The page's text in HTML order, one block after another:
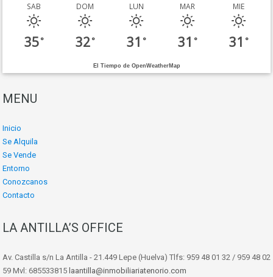
SAB
35°
DOM
32°
LUN
31 °
MAR
31 °
MIE
31 °
El Tiempo de OpenWeatherMap
MENU
Inicio
Se Alquila
Se Vende
Entorno
Conozcanos
Contacto
LA ANTILLA’S OFFICE
Av. Castilla s/n La Antilla - 21.449 Lepe (Huelva) Tlfs: 959 48 01 32 / 959 48 02
59 Mvl: 685533815 laantilla@inmobiliariatenorio.com